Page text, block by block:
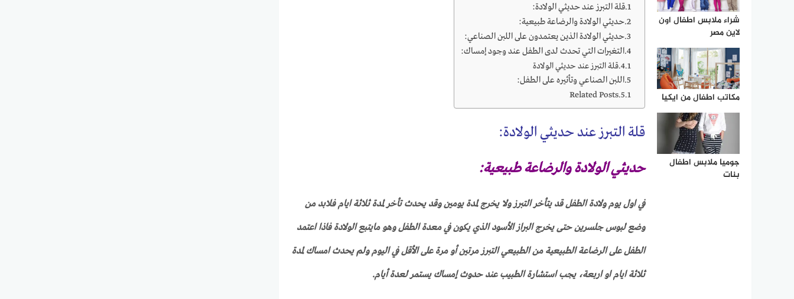
قلة التبرز عند حديثي الولادة:
حديثي الولادة والرضاعة طبيعية:
حديثي الولادة الذين يعتمدون على اللبن الصناعي:
التغيرات التي تحدث لدى الطفل عند وجود إمساك:
قلة التبرز عند حديثي الولادة
اللبن الصناعي وتأثيره على الطفل:
Related Posts
قلة التبرز عند حديثي الولادة:
حديثي الولادة والرضاعة طبيعية:
في اول يوم ولادة الطفل قد يتأخر التبرز ولا يخرج لمدة يومين وقد يحدث تأخر لمدة ثلاثة ايام فلابد من
وضع لبوس جلسرين حتى يخرج البراز الأسود الذي يكون في معدة الطفل وهو مايتبع الولادة فاذا اعتمد
الطفل على الرضاعة الطبيعية من الطبيعي التبرز مرتين أو مرة على الأقل في اليوم ولم يحدث امساك لمدة
ثلاثة ايام او اربعة، يجب استشارة الطبيب عند حدوث إمساك يستمر لعدة أيام.
شراء ملابس اطفال اون
لاين مصر
مكاتب اطفال من ايكيا
جوميا ملابس اطفال
بنات